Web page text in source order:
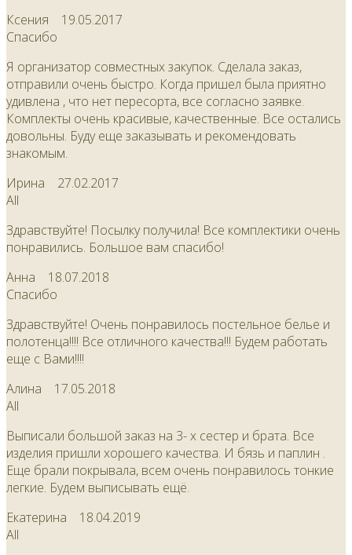
Ксения 19.05.2017
Спасибо
Я организатор совместных закупок. Сделала заказ,
отправили очень быстро. Когда пришел была приятно
удивлена , что нет пересорта, все согласно заявке.
Комплекты очень красивые, качественные. Все остались
довольны. Буду еще заказывать и рекомендовать
знакомым.
Ирина 27.02.2017
All
Здравствуйте! Посылку получила! Все комплектики очень
понравились. Большое вам спасибо!
Анна 18.07.2018
Спасибо
Здравствуйте! Очень понравилось постельное белье и
полотенца!!!! Все отличного качества!!! Будем работать
еще с Вами!!!!
Алина 17.05.2018
All
Выписали большой заказ на 3- х сестер и брата. Все
изделия пришли хорошего качества. И бязь и паплин .
Еще брали покрывала, всем очень понравилось тонкие
легкие. Будем выписывать ещё.
Екатерина 18.04.2019
All